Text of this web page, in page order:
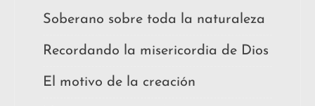
Soberano sobre toda la naturaleza
Recordando la misericordia de Dios
El motivo de la creación